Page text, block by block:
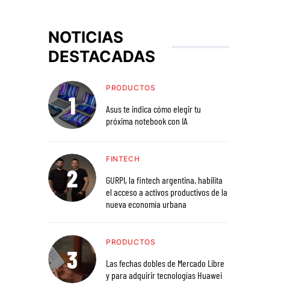
NOTICIAS
DESTACADAS
PRODUCTOS
Asus te indica cómo elegir tu
próxima notebook con IA
FINTECH
GURPI, la fintech argentina, habilita
el acceso a activos productivos de la
nueva economía urbana
PRODUCTOS
Las fechas dobles de Mercado Libre
y para adquirir tecnologías Huawei